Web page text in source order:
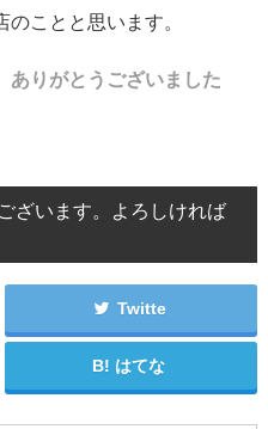
ことと思います。
りがとうございました
ざいます。よろしければ
Twitte
はてな